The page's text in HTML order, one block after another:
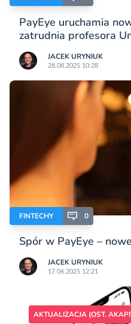
PayEye uruchamia
zatrudnia profesora
JACEK URYNIUK
28.08.2025 10:28
FINTECHY 0
Spór w PayEye –
JACEK URYNIUK
17.06.2025 12:21
AKTUALIZACJA (OST.